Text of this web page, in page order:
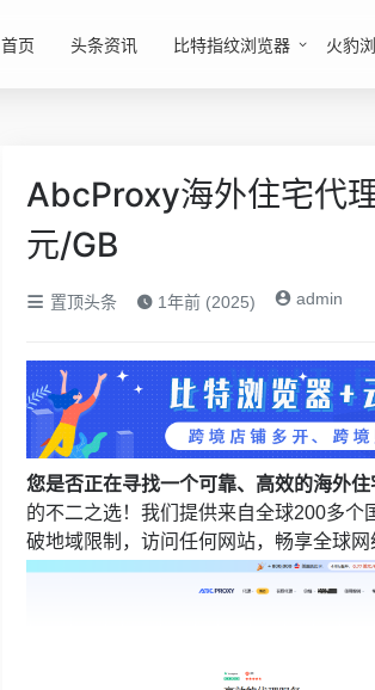
首页 头条资讯 比特指纹浏览器 火豹
AbcProxy海外住宅代
元/GB
置顶头条 1年前 (2025) admin
您是否正在寻找一个可靠、高效的海外住
的不二之选！我们提供来自全球200多
破地域限制，访问任何网站，畅享全球网